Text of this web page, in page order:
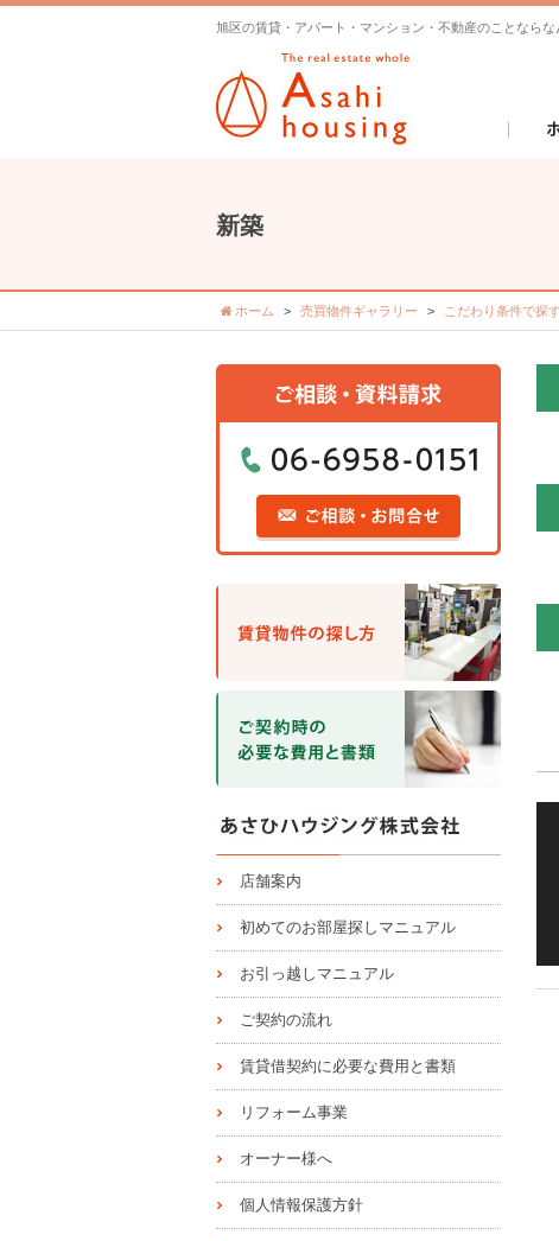
旭区の賃貸・アパート・マンション・不動産のことなら
新築
ホーム 売買物件ギャラリー こだわり条件で探す
店舗案内
初めてのお部屋探しマニュアル
お引っ越しマニュアル
ご契約の流れ
賃貸借契約に必要な費用と書類
リフォーム事業
オーナー様へ
個人情報保護方針